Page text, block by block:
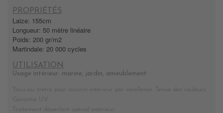
PROPRIÉTÉS
Laize: 155cm
Longueur: 50 mètre linéaire
Poids: 200 gr/m2
Martindale: 20 000 cycles
UTILISATION
Usage intérieur: marine, jardin, ameublement
Tissu au mètre pour coussin extérieur par excellence. Tenue des couleurs
Garantie U.V.
Traitement déperlant spécial extérieur.